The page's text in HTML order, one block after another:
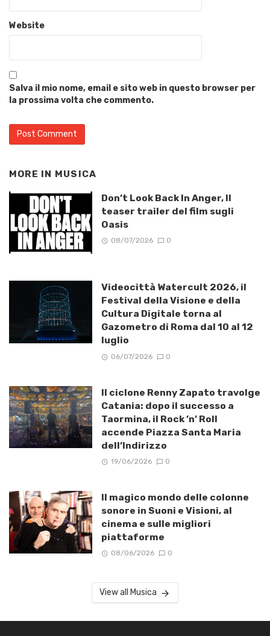
Website
Salva il mio nome, email e sito web in questo browser per
la prossima volta che commento.
MORE IN MUSICA
Don’t Look Back In Anger, Il
teaser trailer del film sugli
Oasis
08/07/2026 0
Videocittà Watercult 2026, il
Festival della Visione e della
Cultura Digitale torna al
Gazometro di Roma dal 10 al 12
luglio
06/07/2026 0
Il ciclone Renny Zapato travolge
Catania: dopo il successo a
Taormina, il Rock ’n’ Roll
accende Piazza Santa Maria
dell’Indirizzo
19/06/2026 0
Il magico mondo delle colonne
sonore in Suoni e Visioni, al
cinema e sulle migliori
piattaforme
08/06/2026 0
View all Musica